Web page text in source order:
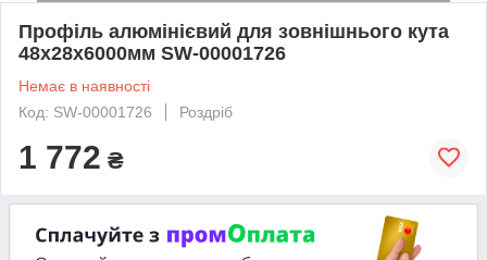
Профіль алюмінієвий для зовнішнього кута
48х28х6000мм SW-00001726
Немає в наявності
Код: SW-00001726
Роздріб
1 772 ₴